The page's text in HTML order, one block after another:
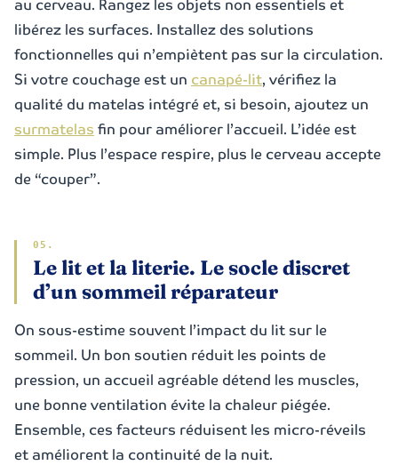
au cerveau. Rangez les objets non essentiels et
libérez les surfaces. Installez des solutions
fonctionnelles qui n’empiètent pas sur la circulation.
Si votre couchage est un canapé-lit, vérifiez la
qualité du matelas intégré et, si besoin, ajoutez un
surmatelas fin pour améliorer l’accueil. L’idée est
simple. Plus l’espace respire, plus le cerveau accepte
de “couper”.
Le lit et la literie. Le socle discret
d’un sommeil réparateur
On sous-estime souvent l’impact du lit sur le
sommeil. Un bon soutien réduit les points de
pression, un accueil agréable détend les muscles,
une bonne ventilation évite la chaleur piégée.
Ensemble, ces facteurs réduisent les micro-réveils
et améliorent la continuité de la nuit.